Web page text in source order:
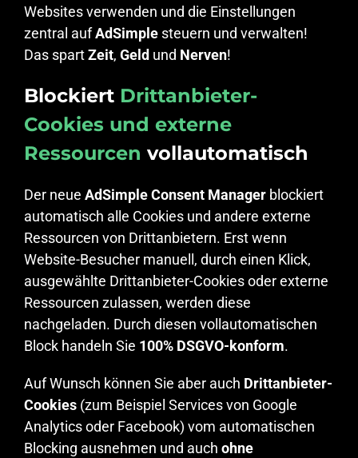
Websites verwenden und die Einstellungen
zentral aufAdSimple steuern und verwalten!
Das spartZeit, Geld und Nerven!
Blockiert Drittanbieter-
Cookies und externe
Ressourcen vollautomatisch
Der neue AdSimple Consent Manager blockiert
automatisch alle Cookies und andere externe
Ressourcen von Drittanbietern. Erst wenn
Website-Besucher manuell, durch einen Klick,
ausgewählte Drittanbieter-Cookies oder externe
Ressourcen zulassen, werden diese
nachgeladen. Durch diesen vollautomatischen
Block handeln Sie 100% DSGVO-konform.
Auf Wunsch können Sie aber auch Drittanbieter-
Cookies (zum Beispiel Services von Google
Analytics oder Facebook) vom automatischen
Blocking ausnehmen und auch ohne